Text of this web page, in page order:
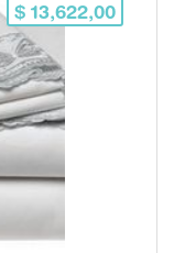
$ 13,622,00